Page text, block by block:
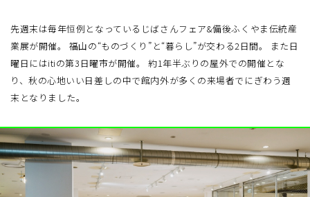
先週末は毎年恒例となっているじばさんフェア&備後ふくやま伝統産
業展が開催。 福山の“ものづくり”と“暮らし”が交わる2日間。 また日
曜日にはitiの第3日曜市が開催。 約1年半ぶりの屋外での開催とな
り、秋の心地いい日差しの中で館内外が多くの来場者でにぎわう週
末となりました。